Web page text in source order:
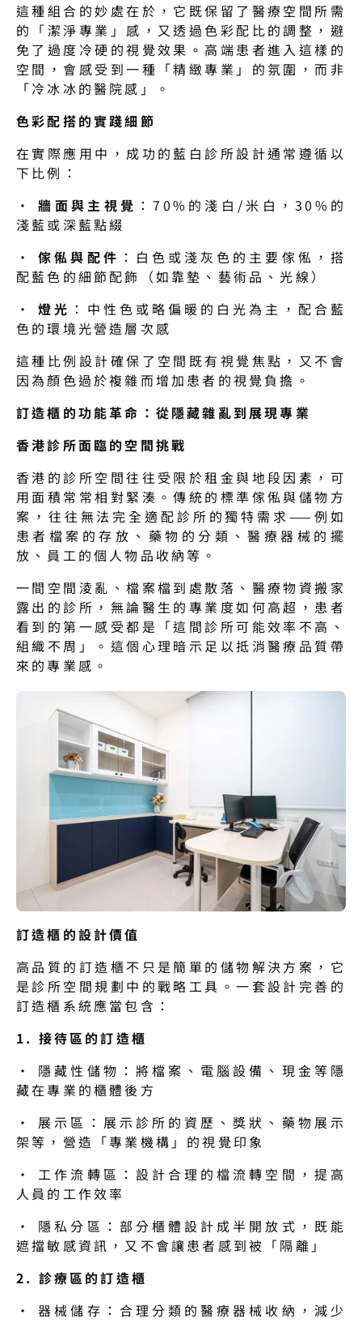
這種組合的妙處在於，它既保留了醫療空間所需
的「潔淨專業」感，又透過色彩配比的調整，避
免了過度冷硬的視覺效果。高端患者進入這樣的
空間，會感受到一種「精緻專業」的氛圍，而非
「冷冰冰的醫院感」。
色彩配搭的實踐細節
在實際應用中，成功的藍白診所設計通常遵循以
下比例：
· 牆面與主視覺 ：70%的淺白/米白，30%的
淺藍或深藍點綴
· 傢俬與配件 ：白色或淺灰色的主要傢俬，搭
配藍色的細節配飾（如靠墊、藝術品、光線）
· 燈光 ：中性色或略偏暖的白光為主，配合藍
色的環境光營造層次感
這種比例設計確保了空間既有視覺焦點，又不會
因為顏色過於複雜而增加患者的視覺負擔。
訂造櫃的功能革命：從隱藏雜亂到展現專業
香港診所面臨的空間挑戰
香港的診所空間往往受限於租金與地段因素，可
用面積常常相對緊湊。傳統的標準傢俬與儲物方
案，往往無法完全適配診所的獨特需求——例如
患者檔案的存放、藥物的分類、醫療器械的擺
放、員工的個人物品收納等。
一間空間淩亂、檔案檔到處散落、醫療物資搬家
露出的診所，無論醫生的專業度如何高超，患者
看到的第一感受都是「這間診所可能效率不高、
組織不周」。這個心理暗示足以抵消醫療品質帶
來的專業感。
訂造櫃的設計價值
高品質的訂造櫃不只是簡單的儲物解決方案，它
是診所空間規劃中的戰略工具。一套設計完善的
訂造櫃系統應當包含：
1. 接待區的訂造櫃
· 隱藏性儲物：將檔案、電腦設備、現金等隱
藏在專業的櫃體後方
· 展示區：展示診所的資歷、獎狀、藥物展示
架等，營造「專業機構」的視覺印象
· 工作流轉區：設計合理的檔流轉空間，提高
人員的工作效率
· 隱私分區：部分櫃體設計成半開放式，既能
遮擋敏感資訊，又不會讓患者感到被「隔離」
2. 診療區的訂造櫃
· 器械儲存：合理分類的醫療器械收納，減少